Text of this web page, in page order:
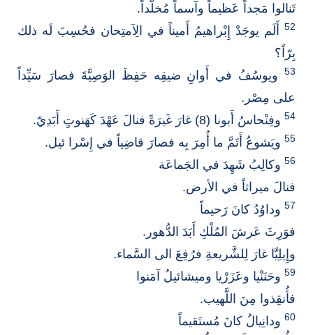
تَنالوا مَجداً عَظيماً وآسماً مُخلَّداً.
52 أَلَم يوجَدْ إِبْراهيمُ أَميناً في الِآمتِحان فحُسِبَ لَه ذلك
بِرّاً؟
53
ويوسُفُ في أَوانِ ضيقِه حَفِظَ الوَصِيَّةَ فصارَ سَيِّداً
على مِصْر.
54 وفِنْحاسُ أَبونا (8) غارَ غَيرَةً فنالَ عَهْدَ كَهَنوتٍ أَبَدِيّ.
55 ويَشوعُ أَتَمَّ ما أُمِرَ بِه فصارَ قاضِياً في إِسْرا ئيل.
56 وكالِبُ شَهِدَ في الجَماعَة
فنالَ ميراثاً في الأرض.
57 وداوُدُ كانَ رَحيماً
فوَرِثَ عَرشَ المُلْكِ أَبَدَ الدُّهور.
وإِيلِيَّا غارَ لِلشَّريعةِ فرُفِعَ الى السَّماء.
59 وحَنَنْيا وعَزَرْيا وميشائيلُ آمَنوا
فأُنقِذوا مِنَ اللَّهيب.
60 ودانِيالُ كانَ مُستَقيماً